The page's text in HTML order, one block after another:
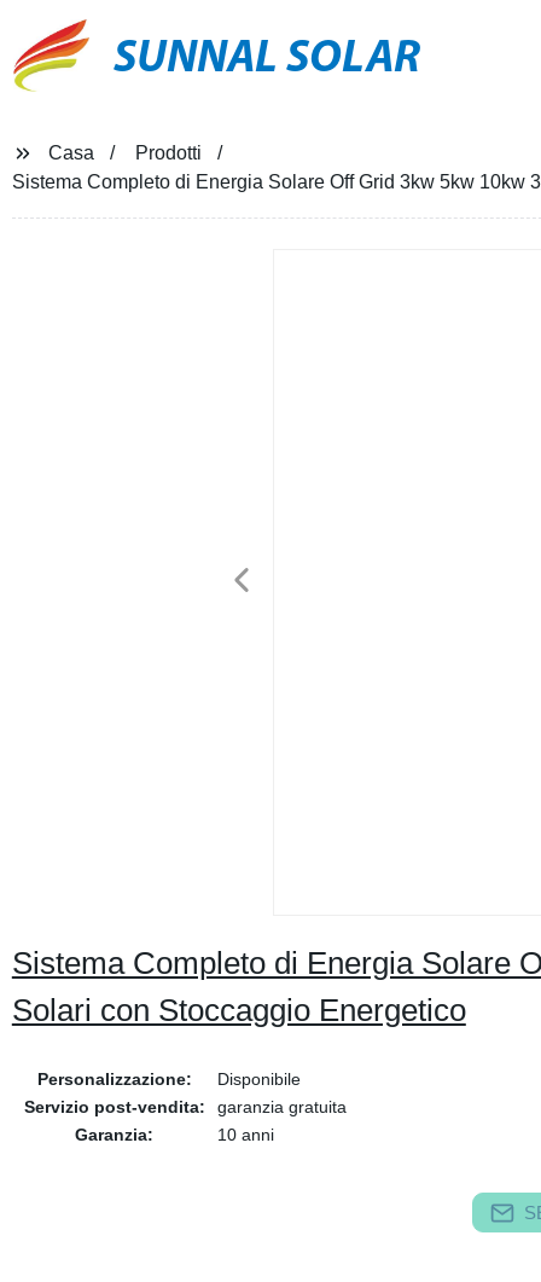
SUNNAL SOLAR
Casa
Prodotti
Sistema Completo di Energia Solare Off Grid 3kw 5kw
Sistema Completo di Energia Solare
Solari con Stoccaggio Energetico
Personalizzazione:
Disponibile
Servizio post-vendita:
garanzia gratuita
Garanzia:
10 anni